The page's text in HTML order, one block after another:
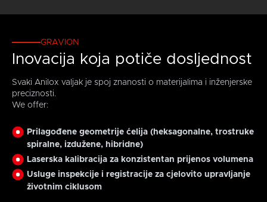
GRAVION
Inovacija koja potiče dosljednost
Svaki Anilox valjak je spoj znanosti o materijalima i inženjerske
preciznosti.
We offer:
Prilagođene geometrije ćelija (heksagonalne, trostruke
spiralne, izdužene, hibridne)
Laserska kalibracija za konzistentan prijenos volumena
Usluge inspekcije i registracije za cjelovito upravljanje
životnim ciklusom